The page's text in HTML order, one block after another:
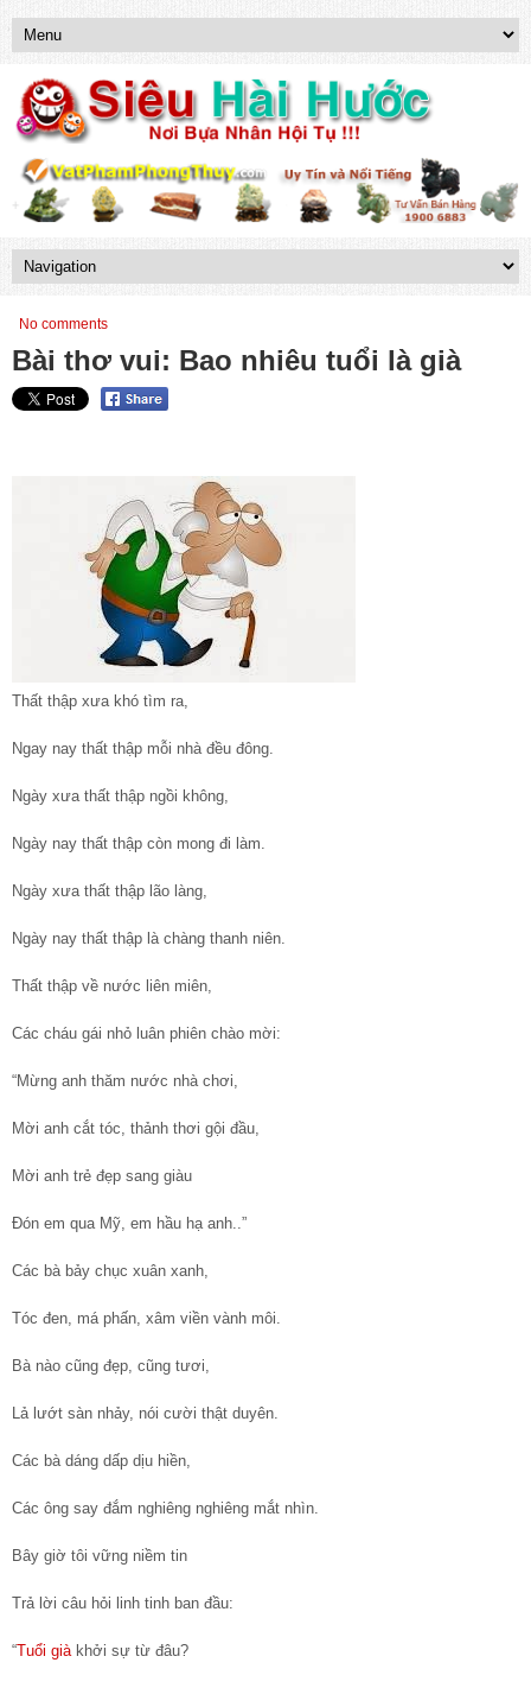
No comments
Bài thơ vui: Bao nhiêu tuổi là già
Thất thập xưa khó tìm ra,
Ngay nay thất thập mỗi nhà đều đông.
Ngày xưa thất thập ngồi không,
Ngày nay thất thập còn mong đi làm.
Ngày xưa thất thập lão làng,
Ngày nay thất thập là chàng thanh niên.
Thất thập về nước liên miên,
Các cháu gái nhỏ luân phiên chào mời:
“Mừng anh thăm nước nhà chơi,
Mời anh cắt tóc, thảnh thơi gội đầu,
Mời anh trẻ đẹp sang giàu
Đón em qua Mỹ, em hầu hạ anh..”
Các bà bảy chục xuân xanh,
Tóc đen, má phấn, xâm viền vành môi.
Bà nào cũng đẹp, cũng tươi,
Lả lướt sàn nhảy, nói cười thật duyên.
Các bà dáng dấp dịu hiền,
Các ông say đắm nghiêng nghiêng mắt nhìn.
Bây giờ tôi vững niềm tin
Trả lời câu hỏi linh tinh ban đầu:
“Tuổi giàkhởi sự từ đâu?